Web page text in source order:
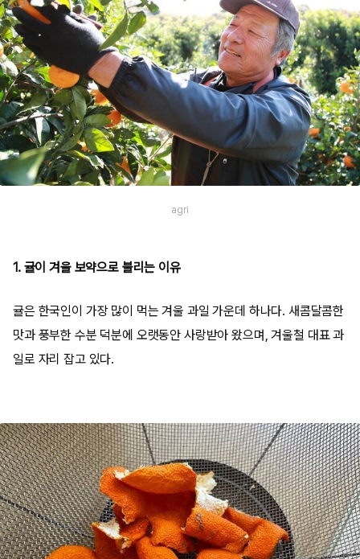
agri
1. 귤이 겨울 보약으로 불리는 이유
귤은 한국인이 가장 많이 먹는 겨울 과일 가운데 하나다. 새콤달콤한
맛과 풍부한 수분 덕분에 오랫동안 사랑받아 왔으며, 겨울철 대표 과
일로 자리 잡고 있다.